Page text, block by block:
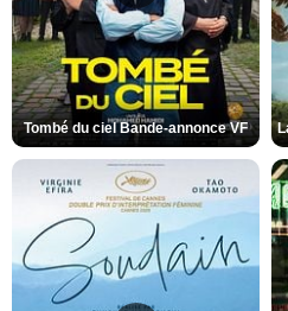
Tombé du ciel Bande-annonce VF